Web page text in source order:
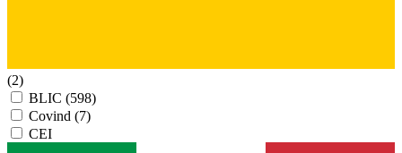
(2)
BLIC (598)
Covind (7)
CEI